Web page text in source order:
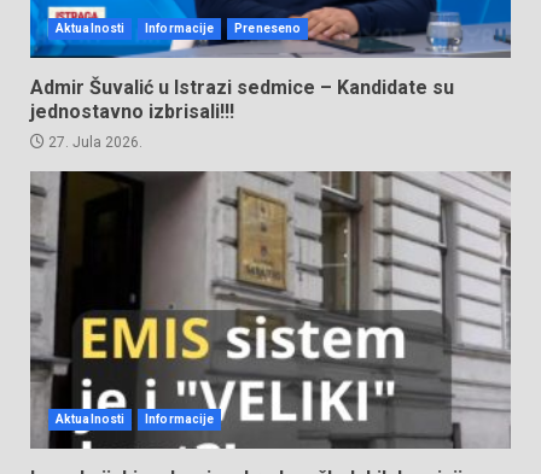
Aktualnosti Informacije Preneseno
Admir Šuvalić u Istrazi sedmice – Kandidate su
jednostavno izbrisali!!!
27. Jula 2026.
Aktualnosti Informacije